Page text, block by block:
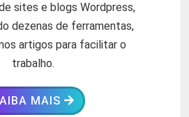
sites e blogs Wordpress,
dezenas de ferramentas,
artigos para facilitar o
trabalho.
MAIS